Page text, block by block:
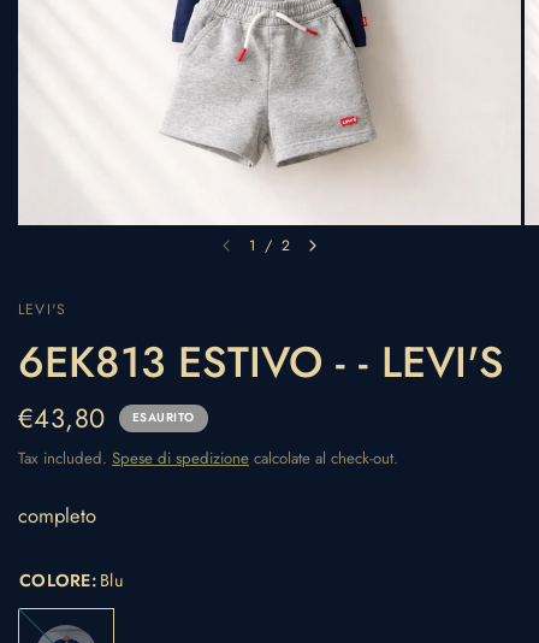
1 / 2
LEVI'S
6EK813 ESTIVO - - LEVI'S
€43,80 ESAURITO
Tax included. Spese di spedizione calcolate al check-out.
completo
COLORE: Blu
Blu